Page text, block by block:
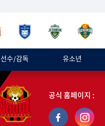
선수/감독 유소년
공식 홈페이지 :